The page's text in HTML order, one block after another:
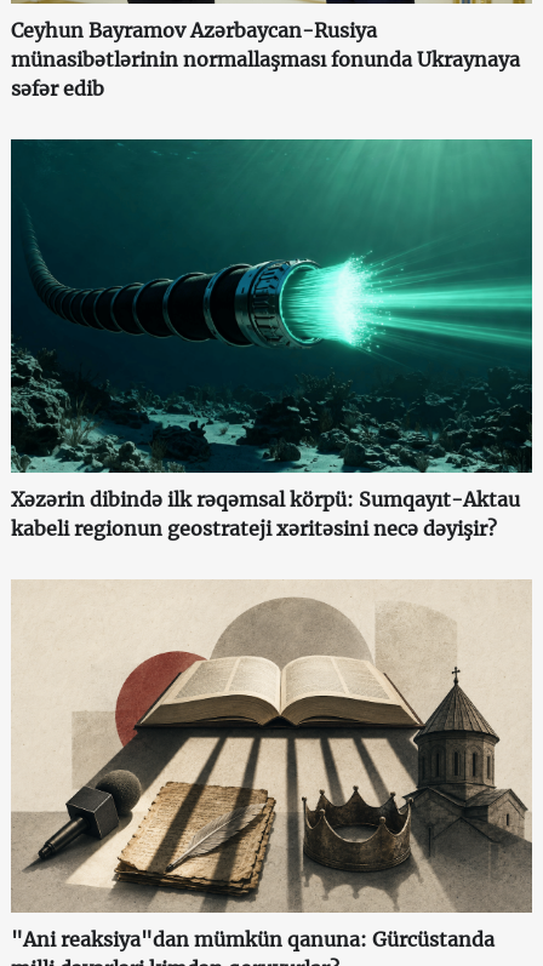
Ceyhun Bayramov Azərbaycan-Rusiya
münasibətlərinin normallaşması fonunda Ukraynaya
səfər edib
Xəzərin dibində ilk rəqəmsal körpü: Sumqayıt-Aktau
kabeli regionun geostrateji xəritəsini necə dəyişir?
"Ani reaksiya"dan mümkün qanuna: Gürcüstanda